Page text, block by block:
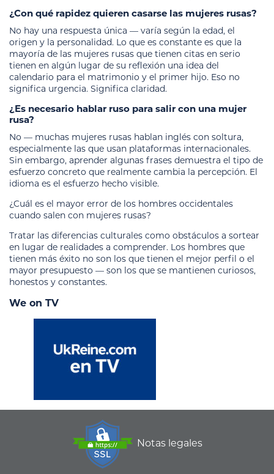
¿Con qué rapidez quieren casarse las mujeres rusas?
No hay una respuesta única — varía según la edad, el
origen y la personalidad. Lo que es constante es que la
mayoría de las mujeres rusas que tienen citas en serio
tienen en algún lugar de su reflexión una idea del
calendario para el matrimonio y el primer hijo. Eso no
significa urgencia. Significa claridad.
¿Es necesario hablar ruso para salir con una mujer
rusa?
No — muchas mujeres rusas hablan inglés con soltura,
especialmente las que usan plataformas internacionales.
Sin embargo, aprender algunas frases demuestra el tipo de
esfuerzo concreto que realmente cambia la percepción. El
idioma es el esfuerzo hecho visible.
¿Cuál es el mayor error de los hombres occidentales
cuando salen con mujeres rusas?
Tratar las diferencias culturales como obstáculos a sortear
en lugar de realidades a comprender. Los hombres que
tienen más éxito no son los que tienen el mejor perfil o el
mayor presupuesto — son los que se mantienen curiosos,
honestos y constantes.
We on TV
Notas legales